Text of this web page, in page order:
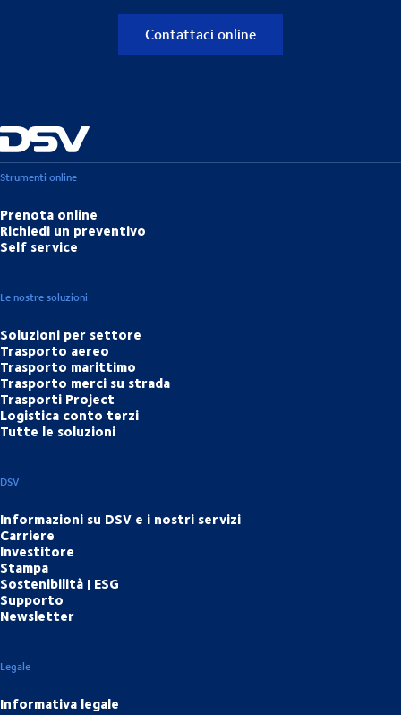
Contattaci online
Strumenti online
Prenota online
Richiedi un preventivo
Self service
Le nostre soluzioni
Soluzioni per settore
Trasporto aereo
Trasporto marittimo
Trasporto merci su strada
Trasporti Project
Logistica conto terzi
Tutte le soluzioni
DSV
Informazioni su DSV e i nostri servizi
Carriere
Investitore
Stampa
Sostenibilità | ESG
Supporto
Newsletter
Legale
Informativa legale